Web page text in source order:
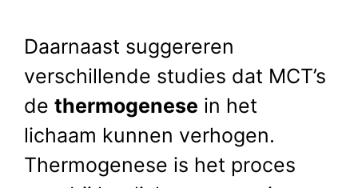
Daarnaast suggereren
verschillende studies dat MCT’s
de thermogenese in het
lichaam kunnen verhogen.
Thermogenese is het proces